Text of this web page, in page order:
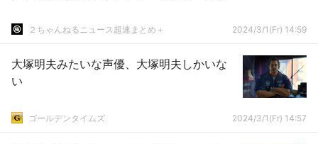
２ちゃんねるニュース超速まとめ＋ 2024/3/1(Fr) 14:59
大塚明夫みたいな声優、大塚明夫しかいな
い
ゴールデンタイムズ 2024/3/1(Fr) 14:57